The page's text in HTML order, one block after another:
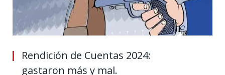
Rendición de Cuentas 2024:
gastaron más y mal.